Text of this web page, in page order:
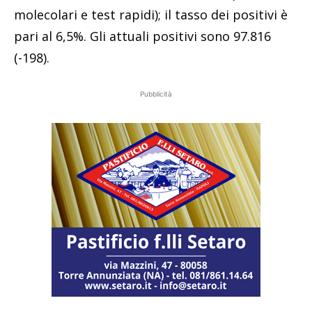
molecolari e test rapidi); il tasso dei positivi è
pari al 6,5%. Gli attuali positivi sono 97.816
(-198).
Pubblicità